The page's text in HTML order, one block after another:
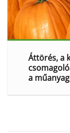
Áttörés, a
a